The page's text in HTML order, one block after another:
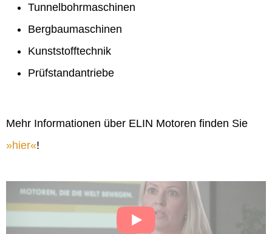
Tunnelbohrmaschinen
Bergbaumaschinen
Kunststofftechnik
Prüfstandantriebe
Mehr Informationen über ELIN Motoren finden Sie
hier !